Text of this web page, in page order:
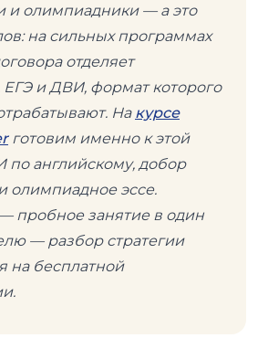
и олимпиадники — а это
на сильных программах
отделяет
ЕГЭ и ДВИ, формат которого
На курсе
готовим именно к этой
по английскому, добор
олимпиадное эссе.
пробное занятие в один
— разбор стратегии
на бесплатной